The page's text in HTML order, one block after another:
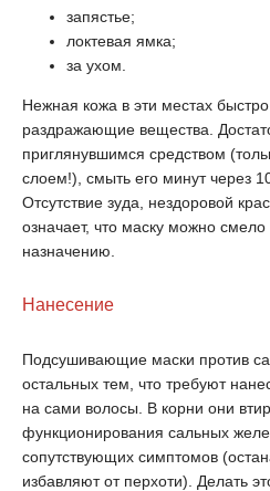
запястье;
локтевая ямка;
за ухом.
Нежная кожа в эти местах
раздражающие вещества.
приглянувшимся средством
слоем!), смыть его минут через
Отсутствие зуда, нездоровой
означает, что маску можно смело
назначению.
Нанесение
Подсушивающие маски против
остальных тем, что требуют
на сами волосы. В корни они
функционирования сальных
сопутствующих симптомов
избавляют от перхоти). Делать